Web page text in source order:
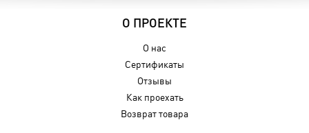
О ПРОЕКТЕ
О нас
Сертификаты
Отзывы
Как проехать
Возврат товара